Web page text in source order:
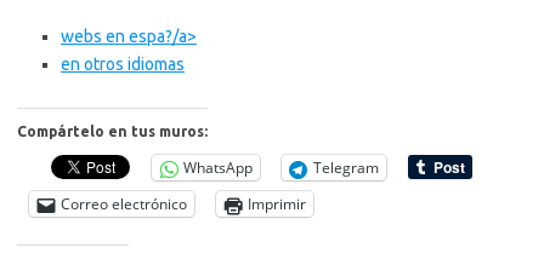
webs en espa?/a>
en otros idiomas
Compártelo en tus muros:
WhatsApp
Telegram
Correo electrónico
Imprimir